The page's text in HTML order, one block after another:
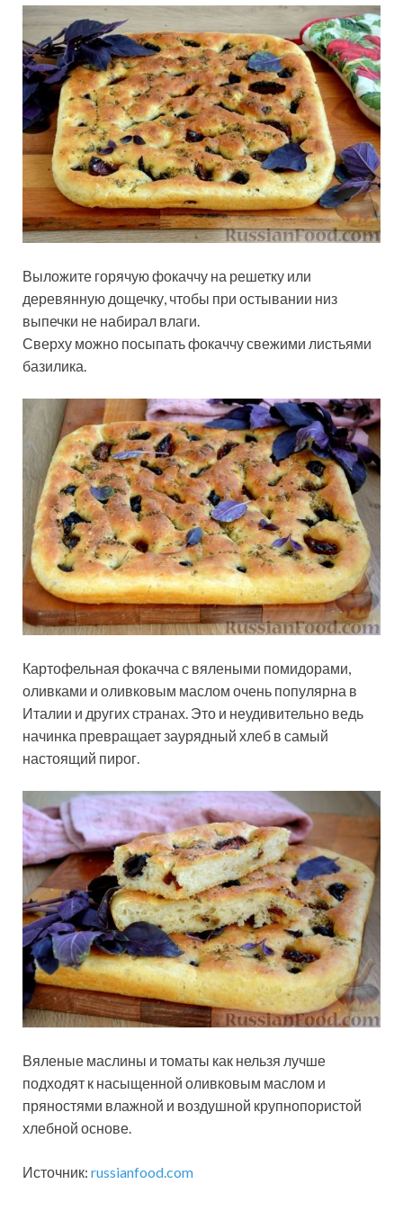
Выложите горячую фокаччу на решетку или
деревянную дощечку, чтобы при остывании низ
выпечки не набирал влаги.
Сверху можно посыпать фокаччу свежими листьями
базилика.
Картофельная фокачча с вялеными помидорами,
оливками и оливковым маслом очень популярна в
Италии и других странах. Это и неудивительно ведь
начинка превращает заурядный хлеб в самый
настоящий пирог.
Вяленые маслины и томаты как нельзя лучше
подходят к насыщенной оливковым маслом и
пряностями влажной и воздушной крупнопористой
хлебной основе.
Источник: russianfood.com